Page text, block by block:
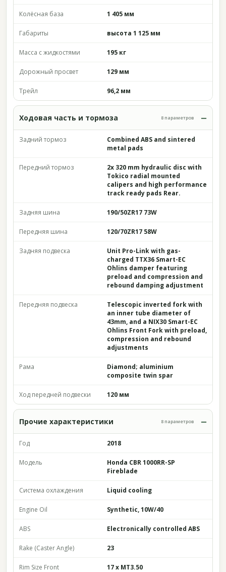
Колёсная база 1 405 мм
Габариты высота 1 125 мм
Масса с жидкостями 195 кг
Дорожный просвет 129 мм
Трейл 96,2 мм
Ходовая часть и тормоза 8 параметров
Задний тормоз
Combined ABS and sintered
metal pads
Передний тормоз
2x 320 mm hydraulic disc with
Tokico radial mounted
calipers and high performance
track ready pads Rear.
Задняя шина 190/50ZR17 73W
Передняя шина 120/70ZR17 58W
Задняя подвеска
Unit Pro-Link with gas-
charged TTX36 Smart-EC
Ohlins damper featuring
preload and compression and
rebound damping adjustment
Передняя подвеска
Telescopic inverted fork with
an inner tube diameter of
43mm, and a NIX30 Smart-EC
Ohlins Front Fork with preload,
compression and rebound
adjustments
Рама
Diamond; aluminium
composite twin spar
Ход передней подвески 120 мм
Прочие характеристики 8 параметров
Год 2018
Модель
Honda CBR 1000RR-SP
Fireblade
Система охлаждения Liquid cooling
Engine Oil Synthetic, 10W/40
ABS Electronically controlled ABS
Rake (Caster Angle) 23
Rim Size Front 17 x MT3.50